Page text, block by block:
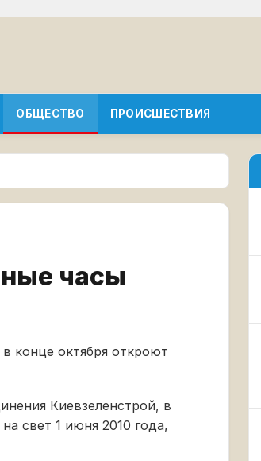
ОБЩЕСТВО ПРОИСШЕСТВИЯ
часы
конце октября откроют
Киевзеленстрой, в
свет 1 июня 2010 года,